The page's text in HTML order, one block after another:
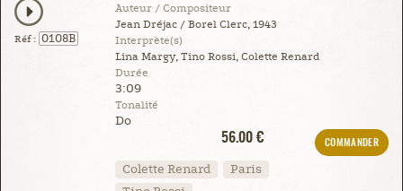
Réf : 0108B
Auteur / Compositeur
Jean Dréjac / Borel Clerc, 1943
Interprète(s)
Lina Margy, Tino Rossi, Colette Renard
Durée
3:09
Tonalité
Do
56.00 €
COMMANDER
Colette Renard
Paris